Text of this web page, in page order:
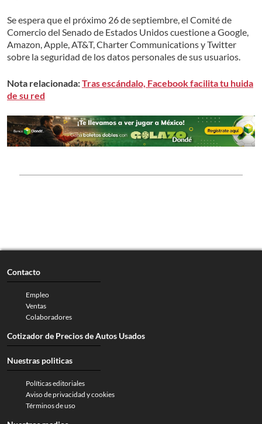
Se espera que el próximo 26 de septiembre, el Comité de
Comercio del Senado de Estados Unidos cuestione a Google,
Amazon, Apple, AT&T, Charter Communications y Twitter
sobre la seguridad de los datos personales de sus usuarios.
Nota relacionada:Tras escándalo, Facebook facilita tu huida
de su red
Contacto
Empleo
Ventas
Colaboradores
Cotizador de Precios de Autos Usados
Nuestras politicas
Políticas editoriales
Aviso de privacidad y cookies
Términos de uso